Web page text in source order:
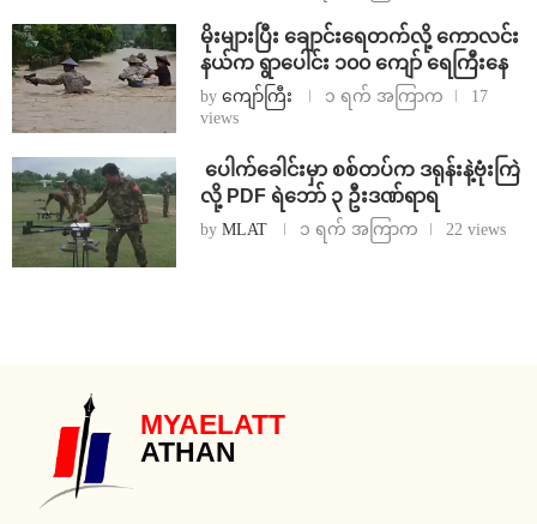
⁨မိုးများပြီး ချောင်းရေတက်လို့ ကောလင်း
နယ်က ရွာပေါင်း ၁၀၀ ကျော် ရေကြီးနေ
by ကျော်ကြီး ၁ ရက် အကြာက
17
views
⁩ ⁨ပေါက်ခေါင်းမှာ စစ်တပ်က ဒရုန်းနဲ့ဗုံးကြဲ
လို့ PDF ရဲဘော် ၃ ဦးဒဏ်ရာရ
by MLAT ၁ ရက် အကြာက 22 views
MYAELATT
ATHAN